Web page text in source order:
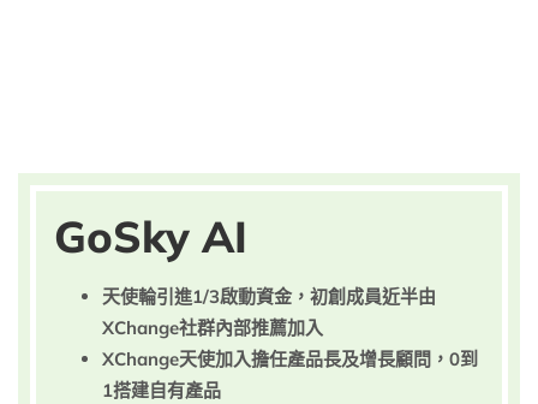
GoSky AI
天使輪引進1/3啟動資金，初創成員近半由
XChange社群內部推薦加入
XChange天使加入擔任產品長及增長顧問，0到
1搭建自有產品